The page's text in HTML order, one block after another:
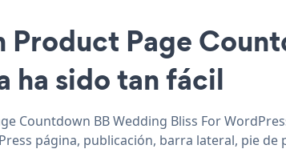
Page
ha sido tan fácil
Countdown BB Wedding Bliss For
página, publicación, barra lateral, pie de